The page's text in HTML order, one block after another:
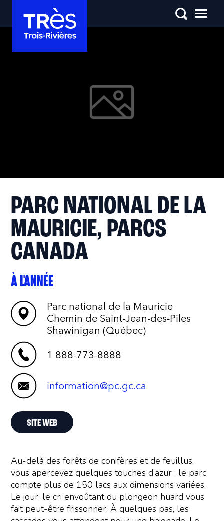
Au-delà des forêts de conifères et de feuillus,
vous apercevez quelques touches d’azur : le parc
compte plus de 150 lacs aux dimensions variées.
Le jour, le cri envoûtant du plongeon huard vous
fait peut-être frissonner. À quelques pas, les
PARC NATIONAL DE LA
MAURICIE, PARCS
CANADA
À L'ANNÉE
Parc national de la Mauricie
Chemin de Saint-Jean-des-Piles
Shawinigan (Québec)
1 888-773-8888
information@pc.gc.ca
SITE WEB